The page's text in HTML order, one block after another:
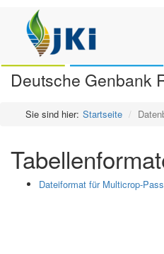
Deutsche Genbank
Sie sind hier: Startseite
Dateiformat für Multicrop-